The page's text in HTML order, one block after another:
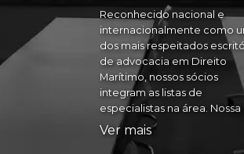
Reconhecido nacional e
internacionalmente como
dos mais respeitados
de advocacia em Direito
Marítimo, nossos sócios
integram as listas de
especialistas na área. Nossa
Ver mais